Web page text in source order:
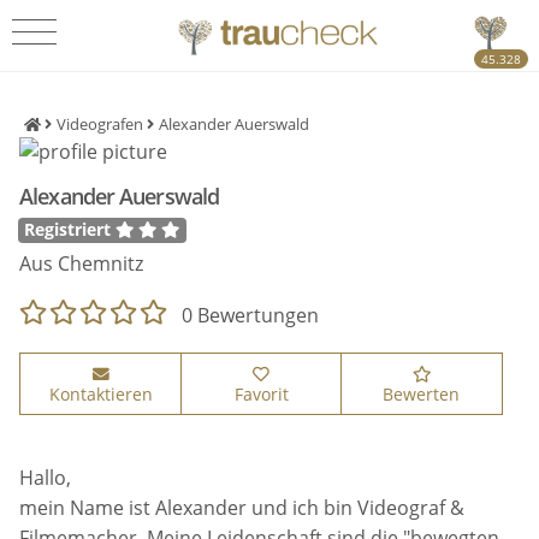
45.328
Videografen Alexander Auerswald
Alexander Auerswald
Registriert
Aus Chemnitz
0 Bewertungen
Kontaktieren Favorit Bewerten
Hallo,
mein Name ist Alexander und ich bin Videograf &